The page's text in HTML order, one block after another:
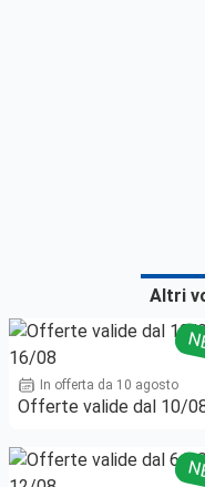
Altri
In offerta da 10 agosto
Offerte valide dal 10/